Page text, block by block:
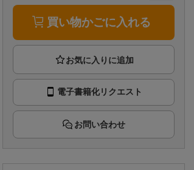
買い物かごに入れる
電子書籍化リクエスト
お問い合わせ